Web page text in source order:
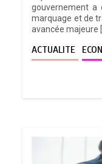
gouvernement a
marquage et de
avancée majeure
ACTUALITE